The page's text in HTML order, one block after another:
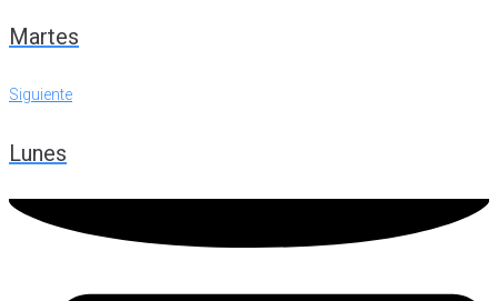
entradas
Martes
Siguiente
Siguiente
Lunes